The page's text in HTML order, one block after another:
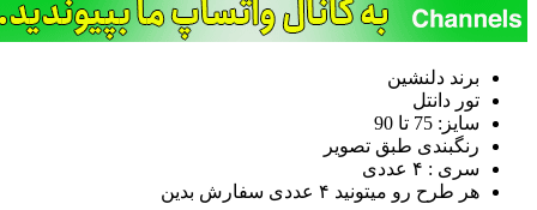
برند دلنشین
تور دانتل
سایز: 75 تا 90
رنگبندی طبق تصویر
سری : ۴ عددی
هر طرح رو میتونید ۴ عددی سفارش بدین